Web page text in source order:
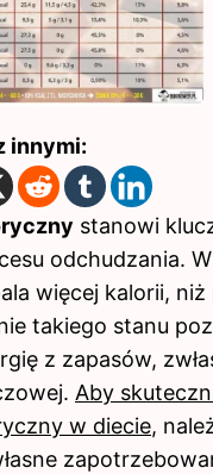
innymi:
stanowi
odchudzania.
więcej kalorii, niż
takiego stanu
z zapasów,
Aby
w diecie,